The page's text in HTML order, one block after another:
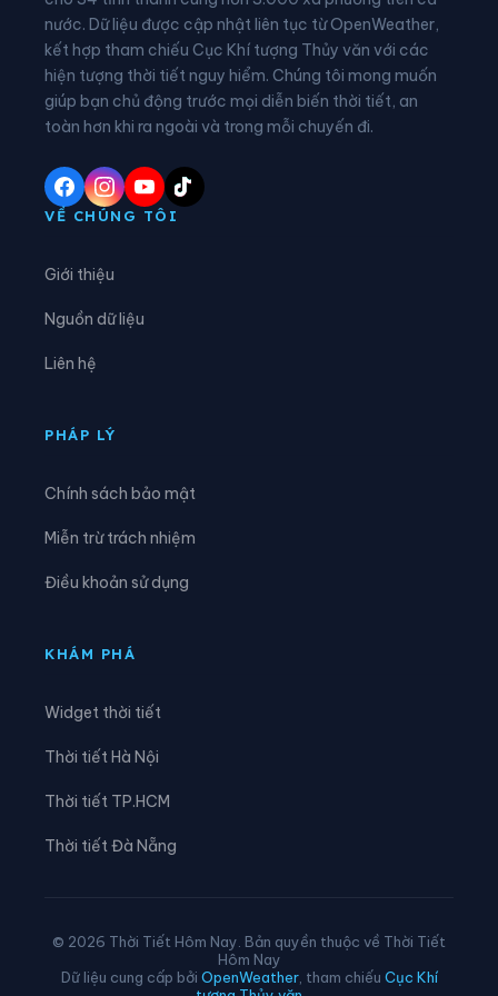
Phường Lê Đại Hành Phường Lê Ích Mộc
Phường Lê Thanh Nghị Phường Lưu Kiếm
Phường Nam Đồ Sơn Phường Nam Đồng
Phường Nam Triệu
Phường Nguyễn Đại Năng
Phường Trần Hưng Đạo
Xã An Thành
Xã Hải Hưng
nước. Dữ liệu được cập nhật liên tục từ OpenWeather,
kết hợp tham chiếu Cục Khí tượng Thủy văn với các
hiện tượng thời tiết nguy hiểm. Chúng tôi mong muốn
giúp bạn chủ động trước mọi diễn biến thời tiết, an
toàn hơn khi ra ngoài và trong mỗi chuyến đi.
VỀ CHÚNG TÔI
Giới thiệu
Nguồn dữ liệu
Liên hệ
PHÁP LÝ
Chính sách bảo mật
Miễn trừ trách nhiệm
Điều khoản sử dụng
KHÁM PHÁ
Widget thời tiết
Thời tiết Hà Nội
Thời tiết TP.HCM
Thời tiết Đà Nẵng
© 2026 Thời Tiết Hôm Nay. Bản quyền thuộc về Thời Tiết
Hôm Nay
Dữ liệu cung cấp bởi OpenWeather, tham chiếu Cục Khí